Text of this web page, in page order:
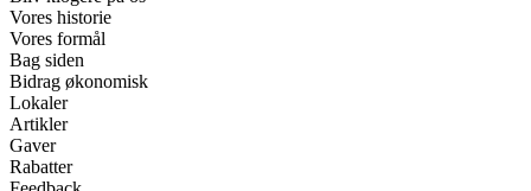
Vores historie
Vores formål
Bag siden
Bidrag økonomisk
Lokaler
Artikler
Gaver
Rabatter